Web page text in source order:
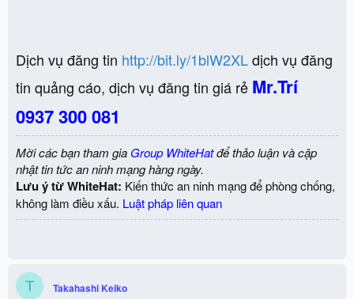
Dịch vụ đăng tin http://bit.ly/1blW2XLdịch vụ đăng
tin quảng cáo, dịch vụ đăng tin giá rẻ Mr.Trí
0937 300 081
Mời các bạn tham gia Group WhiteHatđể thảo luận và cập
nhật tin tức an ninh mạng hàng ngày.
Lưu ý từ WhiteHat: Kiến thức an ninh mạng để phòng chống,
không làm điều xấu. Luật pháp liên quan
T Takahashi Keiko